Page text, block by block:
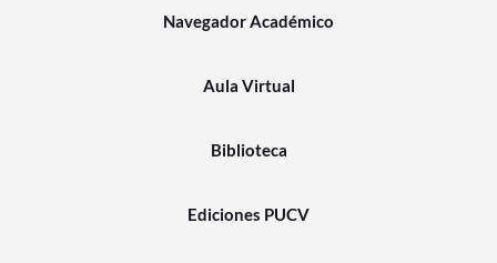
Navegador Académico
Aula Virtual
Biblioteca
Ediciones PUCV